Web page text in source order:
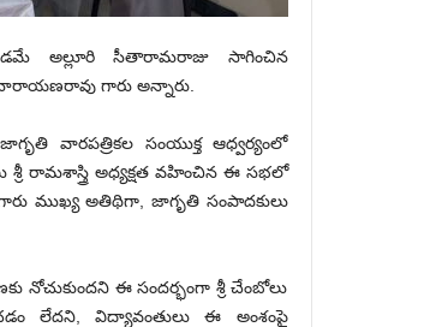
అల్లూరి సీతారామరాజు సాగించిన
గారు అన్నారు.
వారపత్రికల సంయుక్త ఆధ్వర్యంలో
రామశాస్త్రి అధ్యక్షత వహించిన ఈ సభలో
గారు ముఖ్య అతిథిగా, జాగృతి సంపాదకులు
నోచుకుందని ఈ సందర్భంగా శ్రీ చేంబోలు
లేద‌ని, విద్యావంతులు ఈ అంశంపై